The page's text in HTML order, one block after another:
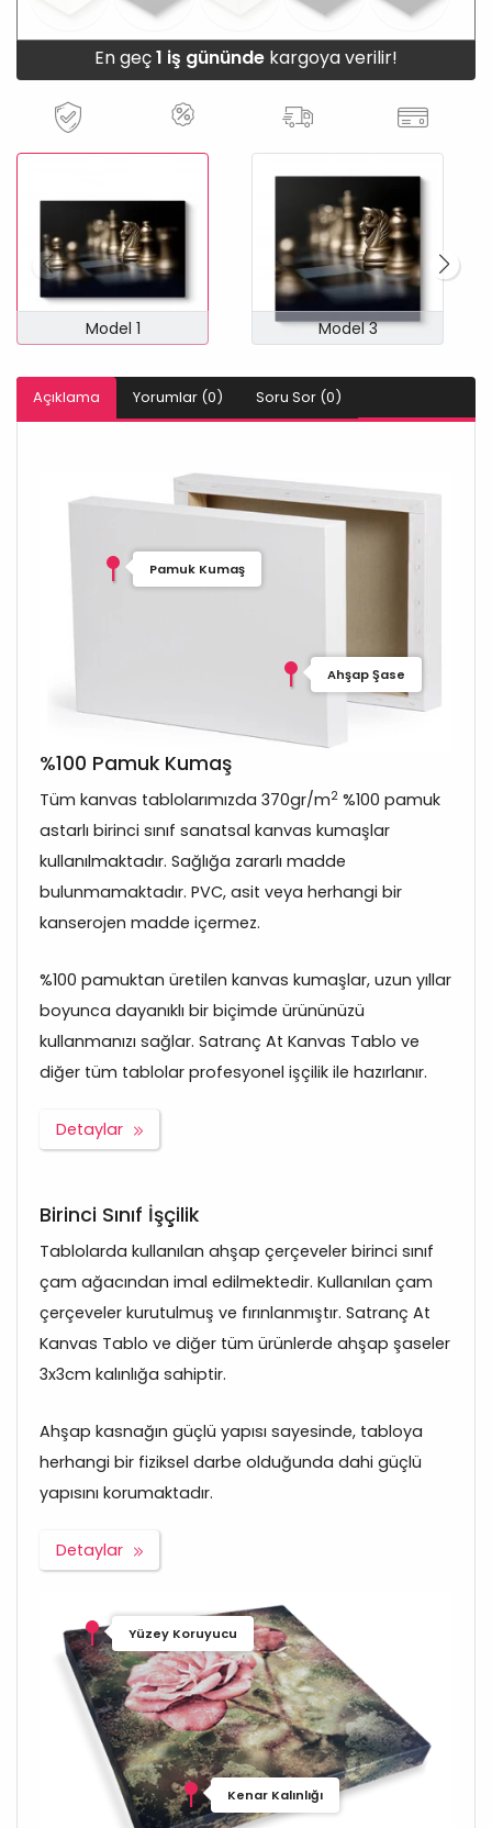
En geç1 iş gününde kargoya verilir!
Model 1 Model 3
Açıklama Yorumlar (0) Soru Sor (0)
Pamuk Kumaş
Ahşap Şase
%100 Pamuk Kumaş
Tüm kanvas tablolarımızda 370gr/m2 %100 pamuk
astarlı birinci sınıf sanatsal kanvas kumaşlar
kullanılmaktadır. Sağlığa zararlı madde
bulunmamaktadır. PVC, asit veya herhangi bir
kanserojen madde içermez.
%100 pamuktan üretilen kanvas kumaşlar, uzun yıllar
boyunca dayanıklı bir biçimde ürününüzü
kullanmanızı sağlar. Satranç At Kanvas Tablo ve
diğer tüm tablolar profesyonel işçilik ile hazırlanır.
Detaylar
Birinci Sınıf İşçilik
Tablolarda kullanılan ahşap çerçeveler birinci sınıf
çam ağacından imal edilmektedir. Kullanılan çam
çerçeveler kurutulmuş ve fırınlanmıştır. Satranç At
Kanvas Tablo ve diğer tüm ürünlerde ahşap şaseler
3x3cm kalınlığa sahiptir.
Ahşap kasnağın güçlü yapısı sayesinde, tabloya
herhangi bir fiziksel darbe olduğunda dahi güçlü
yapısını korumaktadır.
Detaylar
Yüzey Koruyucu
Kenar Kalınlığı